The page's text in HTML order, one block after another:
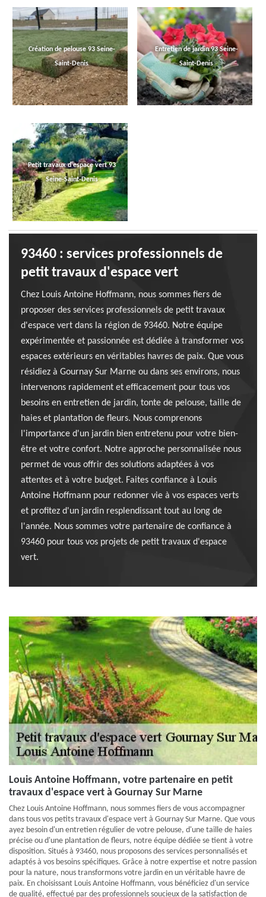
Création de pelouse 93 Seine-
Saint-Denis
Entretien de jardin 93 Seine-
Saint-Denis
Petit travaux d'espace vert 93
Seine-Saint-Denis
93460 : services professionnels de
petit travaux d'espace vert
Chez Louis Antoine Hoffmann, nous sommes fiers de
proposer des services professionnels de petit travaux
d'espace vert dans la région de 93460. Notre équipe
expérimentée et passionnée est dédiée à transformer vos
espaces extérieurs en véritables havres de paix. Que vous
résidiez à Gournay Sur Marne ou dans ses environs, nous
intervenons rapidement et efficacement pour tous vos
besoins en entretien de jardin, tonte de pelouse, taille de
haies et plantation de fleurs. Nous comprenons
l'importance d'un jardin bien entretenu pour votre bien-
être et votre confort. Notre approche personnalisée nous
permet de vous offrir des solutions adaptées à vos
attentes et à votre budget. Faites confiance à Louis
Antoine Hoffmann pour redonner vie à vos espaces verts
et profitez d'un jardin resplendissant tout au long de
l'année. Nous sommes votre partenaire de confiance à
93460 pour tous vos projets de petit travaux d'espace
vert.
Louis Antoine Hoffmann, votre partenaire en petit
travaux d'espace vert à Gournay Sur Marne
Chez Louis Antoine Hoffmann, nous sommes fiers de vous accompagner
dans tous vos petits travaux d'espace vert à Gournay Sur Marne. Que vous
ayez besoin d'un entretien régulier de votre pelouse, d'une taille de haies
précise ou d'une plantation de fleurs, notre équipe dédiée se tient à votre
disposition. Situés à 93460, nous proposons des services personnalisés et
adaptés à vos besoins spécifiques. Grâce à notre expertise et notre passion
pour la nature, nous transformons votre jardin en un véritable havre de
paix. En choisissant Louis Antoine Hoffmann, vous bénéficiez d'un service
de qualité, effectué par des professionnels soucieux de la satisfaction de